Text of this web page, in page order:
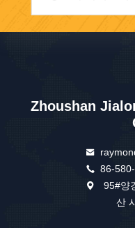
Zhoushan
86-
95#양
산